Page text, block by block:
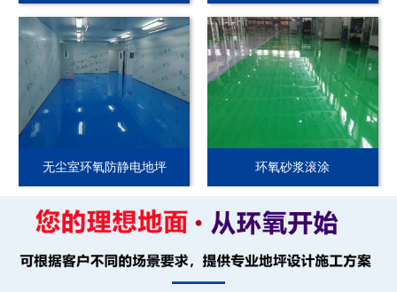
无尘室环氧防静电地坪 环氧砂浆滚涂